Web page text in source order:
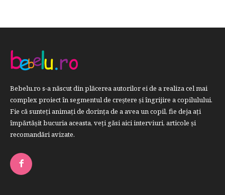
Bebelu.ro s-a născut din plăcerea autorilor ei de a realiza cel mai
complex proiect în segmentul de creştere şi îngrijire a copilulului.
Fie că sunteţi animaţi de dorinţa de a avea un copil, fie deja aţi
împărtăşit bucuria aceasta, veți găsi aici interviuri, articole şi
recomandări avizate.